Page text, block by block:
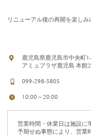
リニューアル後の再開を楽しみ
鹿児島県鹿児島市中央町
アミュプラザ鹿児島 本館
099-298-5805
10:00～20:00
営業時間・休業日は施設に
予期せぬ事態により、営業